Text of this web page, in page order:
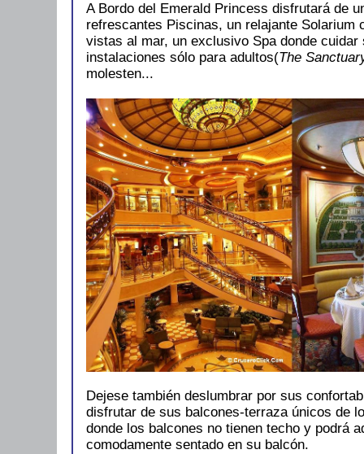
A Bordo del Emerald Princess disfrutará de
refrescantes Piscinas, un relajante Solarium
vistas al mar, un exclusivo Spa donde cuidar
instalaciones sólo para adultos(The
molesten...
Dejese también deslumbrar por sus
disfrutar de sus balcones-terraza únicos de
donde los balcones no tienen techo y podrá
comodamente sentado en su balcón.